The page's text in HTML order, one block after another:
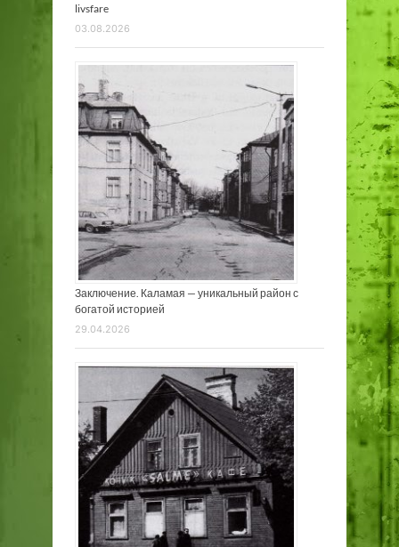
livsfare
03.08.2026
Заключение. Каламая — уникальный район с
богатой историей
29.04.2026